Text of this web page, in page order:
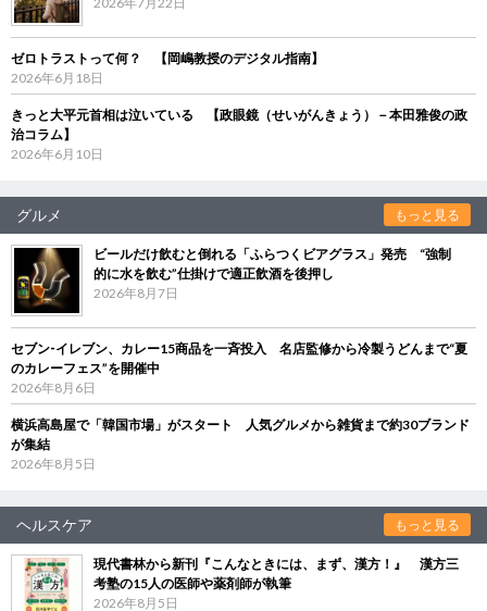
ゼロトラストって何？ 【岡嶋教授のデジタル指南】
2026年6月18日
きっと大平元首相は泣いている 【政眼鏡（せいがんきょう）－本田雅俊の政
治コラム】
2026年6月10日
グルメ もっと見る
ビールだけ飲むと倒れる「ふらつくビアグラス」発売 “強制
的に水を飲む”仕掛けで適正飲酒を後押し
2026年8月7日
セブン‐イレブン、カレー15商品を一斉投入 名店監修から冷製うどんまで“夏
のカレーフェス”を開催中
2026年8月6日
横浜高島屋で「韓国市場」がスタート 人気グルメから雑貨まで約30ブランド
が集結
2026年8月5日
ヘルスケア もっと見る
現代書林から新刊『こんなときには、まず、漢方！』 漢方三
考塾の15人の医師や薬剤師が執筆
2026年8月5日